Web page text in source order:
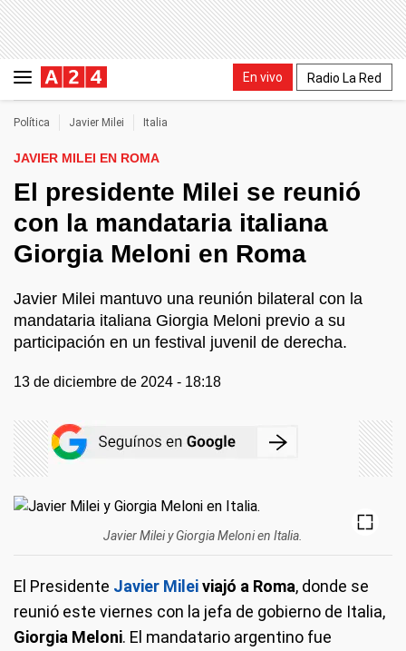
En vivo Radio La Red
Política Javier Milei Italia
JAVIER MILEI EN ROMA
El presidente Milei se reunió
con la mandataria italiana
Giorgia Meloni en Roma
Javier Milei mantuvo una reunión bilateral con la
mandataria italiana Giorgia Meloni previo a su
participación en un festival juvenil de derecha.
13 de diciembre de 2024 - 18:18
Javier Milei y Giorgia Meloni en Italia.
El Presidente Javier Mileiviajó a Roma, donde se
reunió este viernes con la jefa de gobierno de Italia,
Giorgia Meloni. El mandatario argentino fue